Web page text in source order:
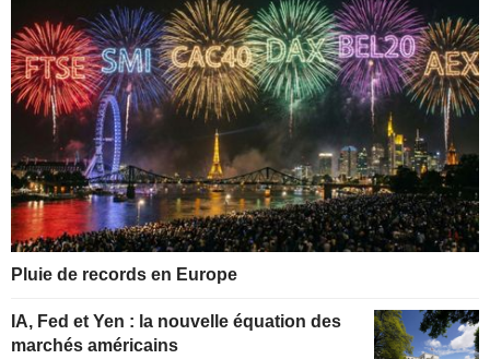
Pluie de records en Europe
IA, Fed et Yen : la nouvelle équation des
marchés américains